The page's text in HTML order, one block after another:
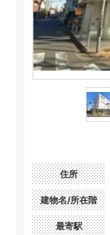
住所
建物名/所在階
最寄駅